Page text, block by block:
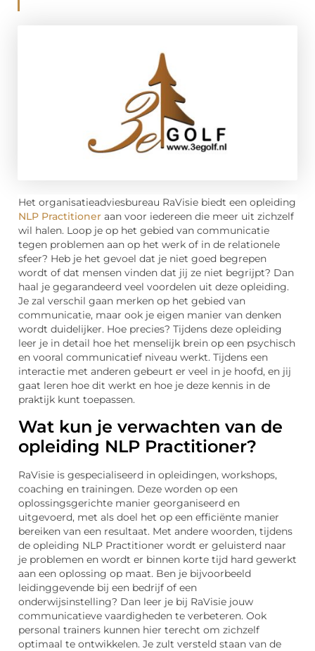
Het organisatieadviesbureau RaVisie biedt een opleiding
NLP Practitioner aan voor iedereen die meer uit zichzelf
wil halen. Loop je op het gebied van communicatie
tegen problemen aan op het werk of in de relationele
sfeer? Heb je het gevoel dat je niet goed begrepen
wordt of dat mensen vinden dat jij ze niet begrijpt? Dan
haal je gegarandeerd veel voordelen uit deze opleiding.
Je zal verschil gaan merken op het gebied van
communicatie, maar ook je eigen manier van denken
wordt duidelijker. Hoe precies? Tijdens deze opleiding
leer je in detail hoe het menselijk brein op een psychisch
en vooral communicatief niveau werkt. Tijdens een
interactie met anderen gebeurt er veel in je hoofd, en jij
gaat leren hoe dit werkt en hoe je deze kennis in de
praktijk kunt toepassen.
Wat kun je verwachten van de
opleiding NLP Practitioner?
RaVisie is gespecialiseerd in opleidingen, workshops,
coaching en trainingen. Deze worden op een
oplossingsgerichte manier georganiseerd en
uitgevoerd, met als doel het op een efficiënte manier
bereiken van een resultaat. Met andere woorden, tijdens
de opleiding NLP Practitioner wordt er geluisterd naar
je problemen en wordt er binnen korte tijd hard gewerkt
aan een oplossing op maat. Ben je bijvoorbeeld
leidinggevende bij een bedrijf of een
onderwijsinstelling? Dan leer je bij RaVisie jouw
communicatieve vaardigheden te verbeteren. Ook
personal trainers kunnen hier terecht om zichzelf
optimaal te ontwikkelen. Je zult versteld staan van de